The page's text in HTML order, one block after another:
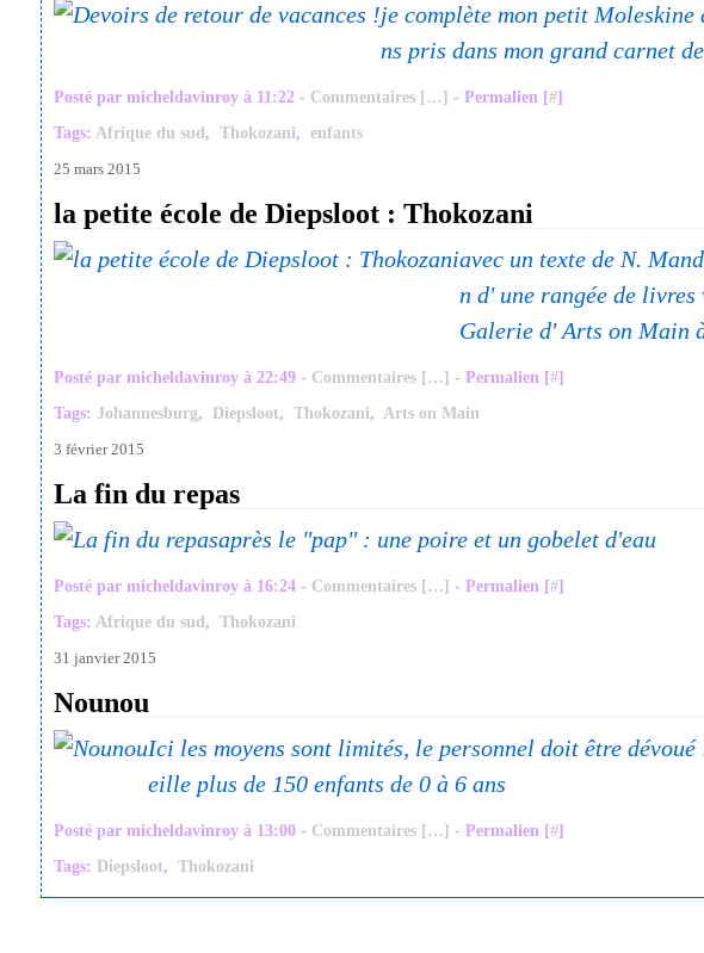
je complète mon petit Moleskine
ns pris dans mon grand carnet
Posté par micheldavinroy à 11:22 - Commentaires […] - Permalien [#]
Tags: Afrique du sud , Thokozani, enfants
25 mars 2015
la petite école de Diepsloot : Thokozani
avec un texte de N.
n d' une rangée de livres
Galerie d' Arts on Main
Posté par micheldavinroy à 22:49 - Commentaires […] - Permalien [#]
Tags: Johannesburg, Diepsloot, Thokozani, Arts on Main
3 février 2015
La fin du repas
après le "pap" : une poire et un gobelet d'eau
Posté par micheldavinroy à 16:24 - Commentaires […] - Permalien [#]
Tags: Afrique du sud , Thokozani
31 janvier 2015
Nounou
Ici les moyens sont limités, le personnel doit être
eille plus de 150 enfants de 0 à 6 ans
Posté par micheldavinroy à 13:00 - Commentaires […] - Permalien [#]
Tags:
Diepsloot, Thokozani